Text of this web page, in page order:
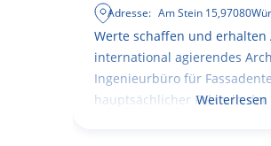
Adresse: Am Stein 15,97080
Werte schaffen und erhalten
international agierendes
Ingenieurbüro für
hauptsächlicher Fokus in der